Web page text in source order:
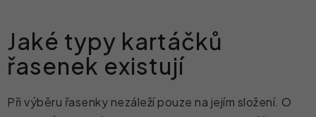
Jaké typy kartáčků
řasenek existují
Při výběru řasenky nezáleží pouze na jejím složení. O